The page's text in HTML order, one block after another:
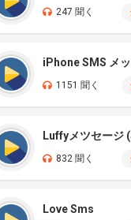
247 聞く
iPhone SMS メ
1151 聞く
Luffyメツセージ
832 聞く
Love Sms